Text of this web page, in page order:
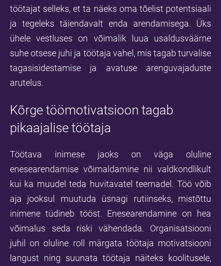
töötajat selleks, et ta näeks oma tõelist potentsiaali
ja tegeleks täiendavalt enda arendamisega. Üks
ühele vestluses on võimalik luua usaldusväärne
suhe otsese juhi ja töötaja vahel, mis tagab turvalise
tagasisidestamise ja avatuse arenguvajaduste
arutelus.
Kõrge töömotivatsioon tagab
pikaajalise töötaja
Töötava inimese jaoks on väga oluline
enesearendamise võimaldamine nii valdkondlikult
kui ka muudel teda huvitavatel teemadel. Töö võib
aja jooksul muutuda üsnagi rutiinseks, mistõttu
inimene tüdineb tööst. Enesearendamine on hea
võimalus seda riski vähendada. Organisatsiooni
juhil on oluline roll märgata töötaja motivatsiooni
langust ning suunata töötaja näiteks koolitusele,